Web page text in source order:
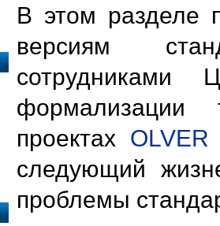
В этом разделе
версиям
формализации
проектах OLVER
следующий
проблемы